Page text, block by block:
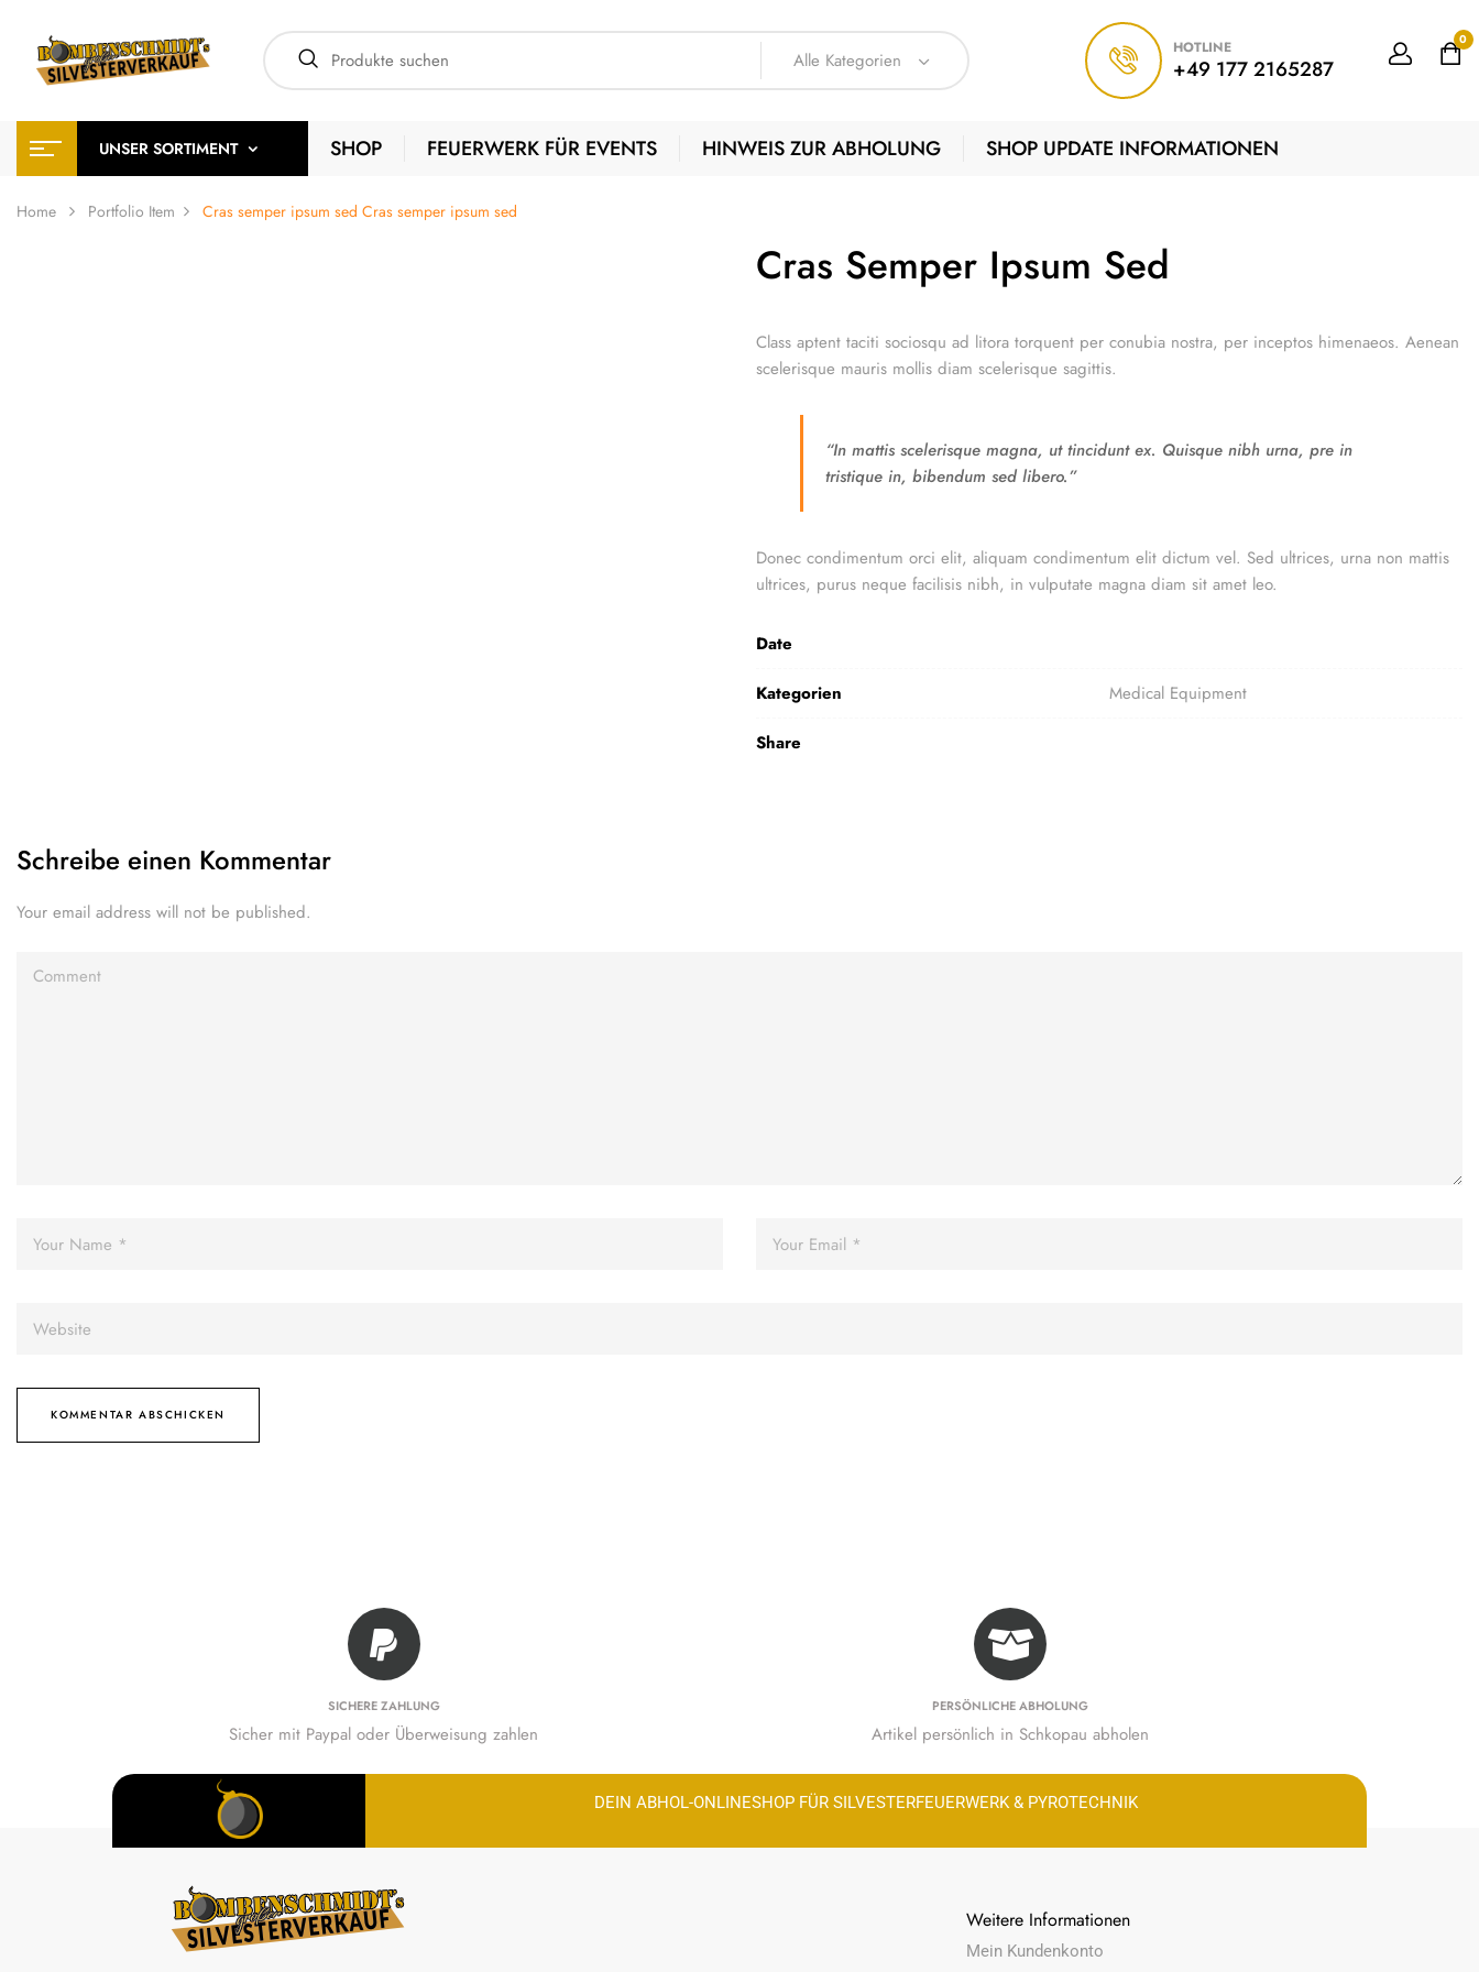
Alle Kategorien
HOTLINE
+49 177 2165287
0
UNSER SORTIMENT SHOP FEUERWERK FÜR EVENTS HINWEIS ZUR ABHOLUNG SHOP UPDATE INFORMATIONEN
Home Portfolio Item Cras semper ipsum sed Cras semper ipsum sed
Cras Semper Ipsum Sed
Class aptent taciti sociosqu ad litora torquent per conubia nostra, per inceptos himenaeos. Aenean
scelerisque mauris mollis diam scelerisque sagittis.
“In mattis scelerisque magna, ut tincidunt ex. Quisque nibh urna, pre in
tristique in, bibendum sed libero.”
Donec condimentum orci elit, aliquam condimentum elit dictum vel. Sed ultrices, urna non mattis
ultrices, purus neque facilisis nibh, in vulputate magna diam sit amet leo.
Date
Kategorien Medical Equipment
Share
Schreibe einen Kommentar
Your email address will not be published.
SICHERE ZAHLUNG
Sicher mit Paypal oder Überweisung zahlen
PERSÖNLICHE ABHOLUNG
Artikel persönlich in Schkopau abholen
DEIN ABHOL-ONLINESHOP FÜR SILVESTERFEUERWERK & PYROTECHNIK
Weitere Informationen
Mein Kundenkonto